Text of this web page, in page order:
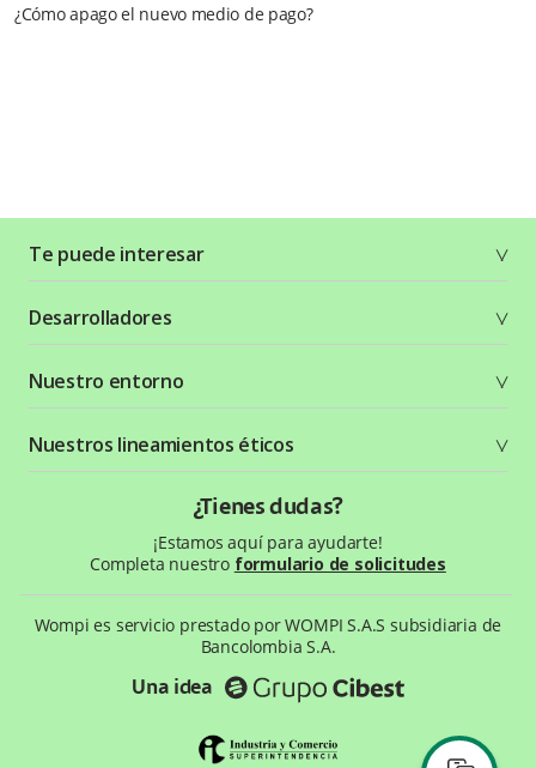
¿Cómo apago el nuevo medio de pago?
Te puede interesar
Planes y tarifas
Crea tu cuenta
Seguridad
Términos y condiciones
Política de privacidad
Desarrolladores
Recursos gráficos
Status Page
Nuestro entorno
¿Qué es Wompi?
Wiki Wompi
Preguntas frecuentes
Nuestros lineamientos éticos
¿Tienes dudas?
¡Estamos aquí para ayudarte!
Completa nuestro formulario de solicitudes
Wompi es servicio prestado por WOMPI S.A.S subsidiaria de
Bancolombia S.A.
Una idea